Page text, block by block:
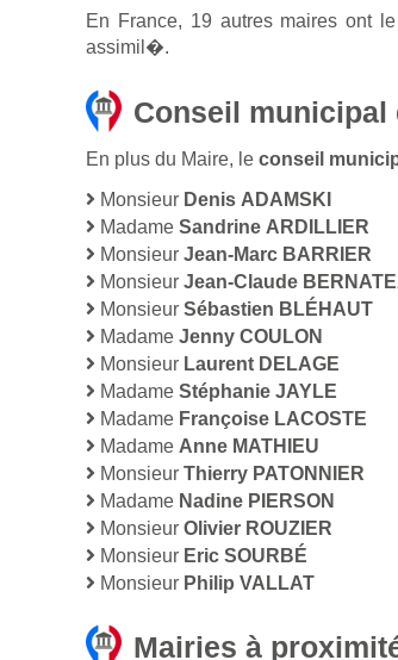
En France, 19 autres maires ont
assimil�.
Conseil municipal
En plus du Maire, le conseil
Monsieur Denis ADAMSKI
Madame Sandrine ARDILLIER
Monsieur Jean-Marc BARRIER
Monsieur Jean-Claude
Monsieur Sébastien BLÉHAUT
Madame Jenny COULON
Monsieur Laurent DELAGE
Madame Stéphanie JAYLE
Madame Françoise LACOSTE
Madame Anne MATHIEU
Monsieur Thierry PATONNIER
Madame Nadine PIERSON
Monsieur Olivier ROUZIER
Monsieur Eric SOURBÉ
Monsieur Philip VALLAT
Mairies à